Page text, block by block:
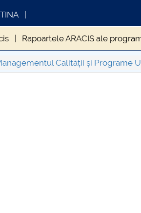
Rapoartele ARACIS ale
Calității și Programe
STUDII